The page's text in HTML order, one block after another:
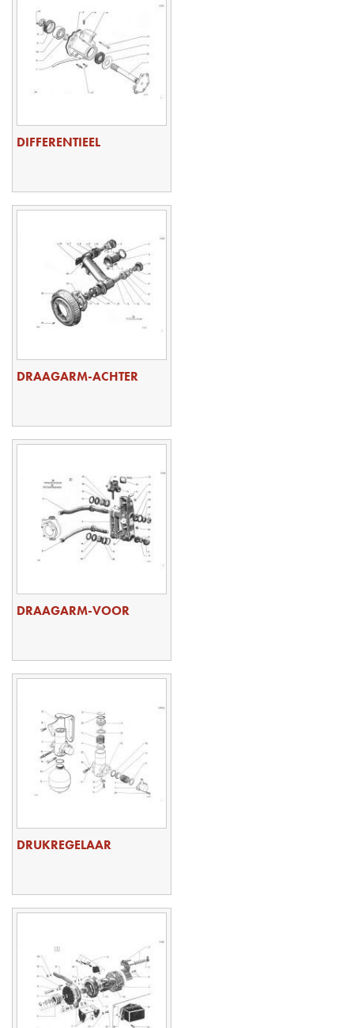
DIFFERENTIEEL
DRAAGARM-ACHTER
DRAAGARM-VOOR
DRUKREGELAAR